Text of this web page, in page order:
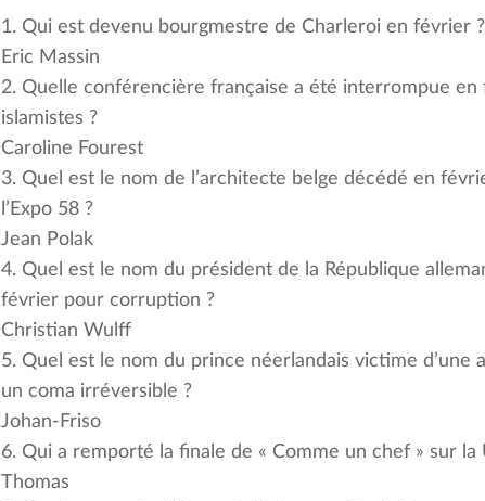
1. Qui est devenu bourgmestre de Charleroi en février ?
Eric Massin
2. Quelle conférencière française a été interrompue en
islamistes ?
Caroline Fourest
3. Quel est le nom de l’architecte belge décédé en
l’Expo 58 ?
Jean Polak
4. Quel est le nom du président de la République
février pour corruption ?
Christian Wulff
5. Quel est le nom du prince néerlandais victime d’une
un coma irréversible ?
Johan-Friso
6. Qui a remporté la finale de « Comme un chef » sur
Thomas